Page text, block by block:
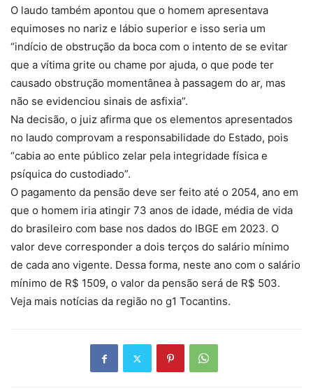
O laudo também apontou que o homem apresentava
equimoses no nariz e lábio superior e isso seria um
“indício de obstrução da boca com o intento de se evitar
que a vítima grite ou chame por ajuda, o que pode ter
causado obstrução momentânea à passagem do ar, mas
não se evidenciou sinais de asfixia”.
Na decisão, o juiz afirma que os elementos apresentados
no laudo comprovam a responsabilidade do Estado, pois
“cabia ao ente público zelar pela integridade física e
psíquica do custodiado”.
O pagamento da pensão deve ser feito até o 2054, ano em
que o homem iria atingir 73 anos de idade, média de vida
do brasileiro com base nos dados do IBGE em 2023. O
valor deve corresponder a dois terços do salário mínimo
de cada ano vigente. Dessa forma, neste ano com o salário
mínimo de R$ 1509, o valor da pensão será de R$ 503.
Veja mais notícias da região no g1 Tocantins.